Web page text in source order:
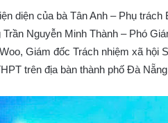
diện của bà Tân Anh – Phụ
Trần Nguyễn Minh Thành – Phó
Giám đốc Trách nhiệm xã
trên địa bàn thành phố Đà